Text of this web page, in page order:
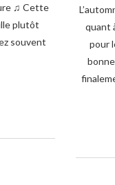
♫ Cette
plutôt
souvent
quant
pour